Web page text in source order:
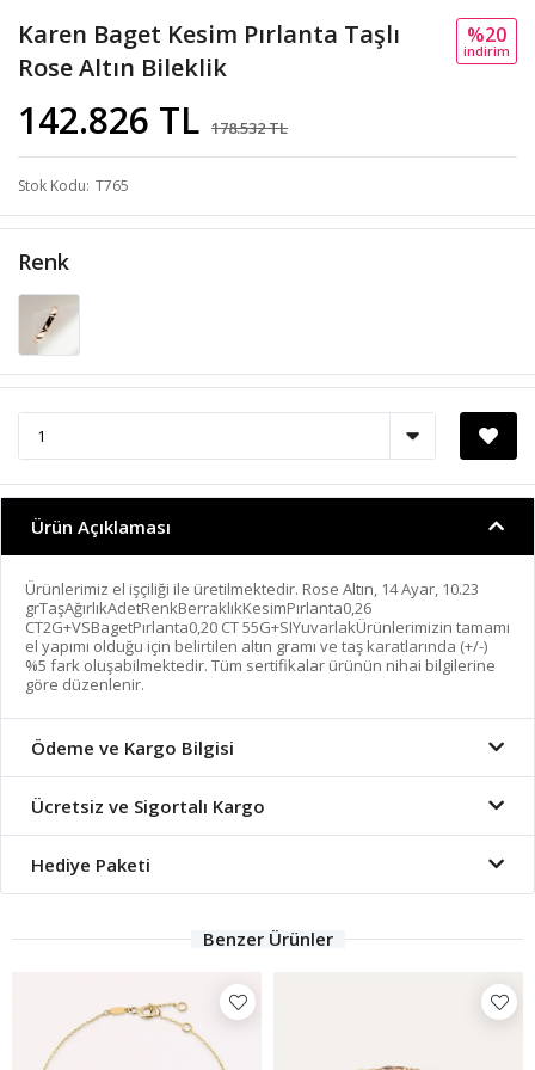
Karen Baget Kesim Pırlanta Taşlı
Rose Altın Bileklik
142.826 TL 178.532 TL
%20
i̇ndi̇ri̇m
Stok Kodu T765
Renk
Ürün Açıklaması
Ürünlerimiz el işçiliği ile üretilmektedir. Rose Altın, 14 Ayar, 10.23
grTaşAğırlıkAdetRenkBerraklıkKesimPırlanta0,26
CT2G+VSBagetPırlanta0,20 CT 55G+SIYuvarlakÜrünlerimizin tamamı
el yapımı olduğu için belirtilen altın gramı ve taş karatlarında (+/-)
%5 fark oluşabilmektedir. Tüm sertifikalar ürünün nihai bilgilerine
göre düzenlenir.
Ödeme ve Kargo Bilgisi
Ücretsiz ve Sigortalı Kargo
Hediye Paketi
Benzer Ürünler